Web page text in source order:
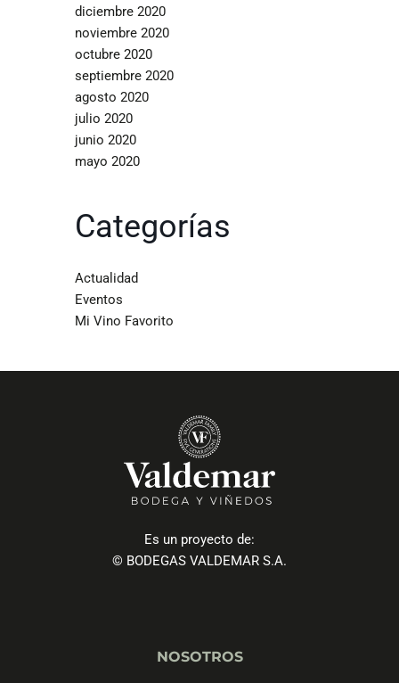
diciembre 2020
noviembre 2020
octubre 2020
septiembre 2020
agosto 2020
julio 2020
junio 2020
mayo 2020
Categorías
Actualidad
Eventos
Mi Vino Favorito
Es un proyecto de:
© BODEGAS VALDEMAR S.A.
NOSOTROS